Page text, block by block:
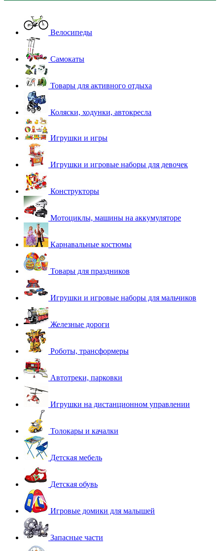
Велосипеды
Самокаты
Товары для активного отдыха
Коляски, ходунки, автокресла
Игрушки и игры
Игрушки и игровые наборы для девочек
Конструкторы
Мотоциклы, машины на аккумуляторе
Карнавальные костюмы
Товары для праздников
Игрушки и игровые наборы для мальчиков
Железные дороги
Роботы, трансформеры
Автотреки, парковки
Игрушки на дистанционном управлении
Толокары и качалки
Детская мебель
Детская обувь
Игровые домики для малышей
Запасные части